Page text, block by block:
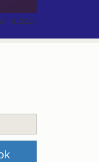
14, 2023